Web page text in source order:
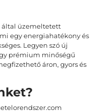
által üzemeltetett
egy energiahatékony és
Legyen szó új
prémium minőségű
áron, gyors és